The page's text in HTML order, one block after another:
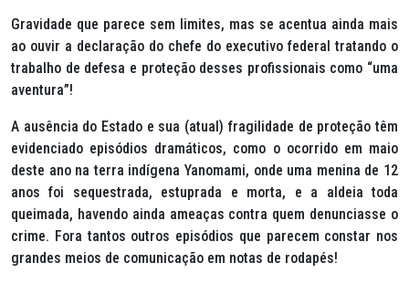
Gravidade que parece sem limites, mas se acentua ainda mais
ao ouvir a declaração do chefe do executivo federal tratando o
trabalho de defesa e proteção desses profissionais como “uma
aventura”!
A ausência do Estado e sua (atual) fragilidade de proteção têm
evidenciado episódios dramáticos, como o ocorrido em maio
deste ano na terra indígena Yanomami, onde uma menina de 12
anos foi sequestrada, estuprada e morta, e a aldeia toda
queimada, havendo ainda ameaças contra quem denunciasse o
crime. Fora tantos outros episódios que parecem constar nos
grandes meios de comunicação em notas de rodapés!